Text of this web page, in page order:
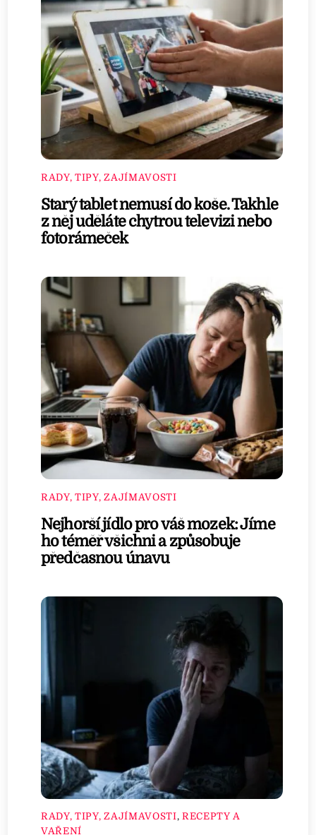
RADY, TIPY, ZAJÍMAVOSTI
Starý tablet nemusí do koše. Takhle
z něj uděláte chytrou televizi nebo
fotorámeček
RADY, TIPY, ZAJÍMAVOSTI
Nejhorší jídlo pro váš mozek: Jíme
ho téměř všichni a způsobuje
předčasnou únavu
RADY, TIPY, ZAJÍMAVOSTI, RECEPTY A
VAŘENÍ